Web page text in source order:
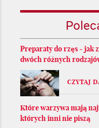
Preparaty do rzęs - jak
dwóch różnych
CZYTAJ
Które warzywa mają
których inni nie piszą